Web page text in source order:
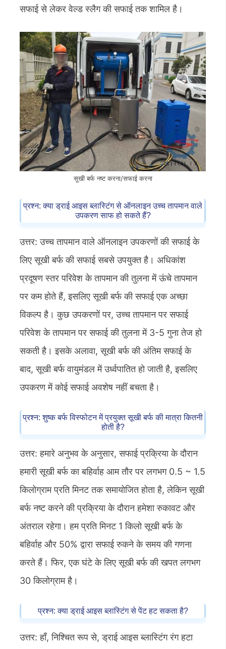
सफाई से लेकर वेल्ड स्लैग की सफाई तक शामिल है।
सूखी बर्फ नष्ट करना/सफाई करना
प्रश्न: क्या ड्राई आइस ब्लास्टिंग से ऑनलाइन उच्च तापमान वाले
उपकरण साफ हो सकते हैं?
उत्तर: उच्च तापमान वाले ऑनलाइन उपकरणों की सफाई के
लिए सूखी बर्फ की सफाई सबसे उपयुक्त है। अधिकांश
प्रदूषण स्तर परिवेश के तापमान की तुलना में ऊंचे तापमान
पर कम होते हैं, इसलिए सूखी बर्फ की सफाई एक अच्छा
विकल्प है। कुछ उपकरणों पर, उच्च तापमान पर सफाई
परिवेश के तापमान पर सफाई की तुलना में 3-5 गुना तेज हो
सकती है। इसके अलावा, सूखी बर्फ की अंतिम सफाई के
बाद, सूखी बर्फ वायुमंडल में उर्ध्वपातित हो जाती है, इसलिए
उपकरण में कोई सफाई अवशेष नहीं बचता है।
प्रश्न: शुष्क बर्फ विस्फोटन में प्रयुक्त सूखी बर्फ की मात्रा कितनी
होती है?
उत्तर: हमारे अनुभव के अनुसार, सफाई प्रक्रिया के दौरान
हमारी सूखी बर्फ का बहिर्वाह आम तौर पर लगभग 0.5 ~ 1.5
किलोग्राम प्रति मिनट तक समायोजित होता है, लेकिन सूखी
बर्फ नष्ट करने की प्रक्रिया के दौरान हमेशा रुकावट और
अंतराल रहेगा। हम प्रति मिनट 1 किलो सूखी बर्फ के
बहिर्वाह और 50% द्वारा सफाई रुकने के समय की गणना
करते हैं। फिर, एक घंटे के लिए सूखी बर्फ की खपत लगभग
30 किलोग्राम है।
प्रश्न: क्या ड्राई आइस ब्लास्टिंग से पेंट हट सकता है?
उत्तर: हाँ, निश्चित रूप से, ड्राई आइस ब्लास्टिंग रंग हटा